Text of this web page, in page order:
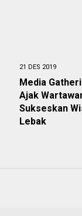
21 DES 2019
Media
Ajak
Sukseskan
Lebak